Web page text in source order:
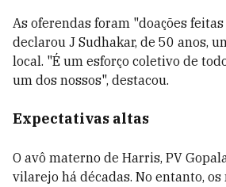
As oferendas foram "doações
declarou J Sudhakar, de 50 anos,
local. "É um esforço coletivo de
um dos nossos", destacou.
Expectativas altas
O avô materno de Harris, PV
vilarejo há décadas. No entanto,